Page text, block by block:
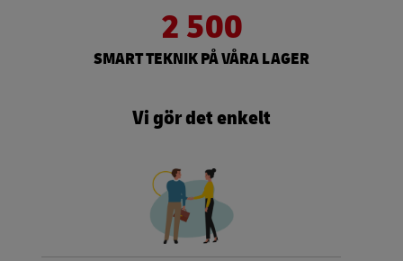
2 500
SMART TEKNIK PÅ VÅRA LAGER
Vi gör det enkelt